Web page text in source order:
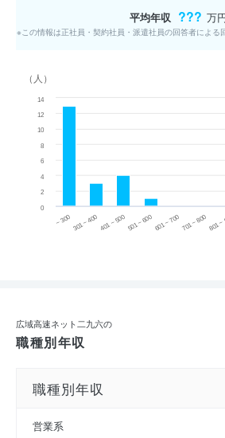
平均年収 ??? 万
※この情報は正社員・契約社員・派遣社員の回答者による
（人）
~ 300 301 ~ 400 401 ~ 500501 ~ 600601 ~ 700701 ~ 800801
0
2
4
6
8
10
12
14
広域高速ネット二九六の
職種別年収
職種別年収
営業系